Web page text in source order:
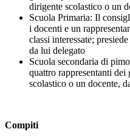
dirigente scolastico o un
Scuola Primaria: Il
i docenti e un
classi interessate;
da lui delegato
Scuola secondaria di
quattro rappresentanti
scolastico o un docente,
Compiti